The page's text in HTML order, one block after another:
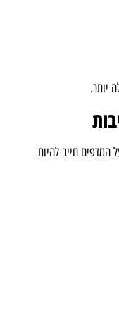
יותר.
המדפים חייב להיות